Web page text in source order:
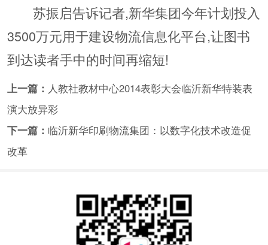
苏振启告诉记者,新华集团今年计划投入
3500万元用于建设物流信息化平台,让图书
到达读者手中的时间再缩短!
上一篇： 人教社教材中心2014表彰大会临沂新华特装表
演大放异彩
下一篇： 临沂新华印刷物流集团：以数字化技术改造促
改革